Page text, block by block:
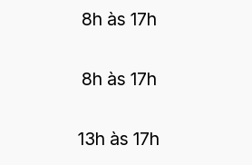
8h às 17h
8h às 17h
13h às 17h